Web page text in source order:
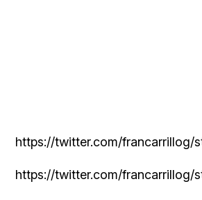
https://twitter.com/francarrillog/
https://twitter.com/francarrillog/